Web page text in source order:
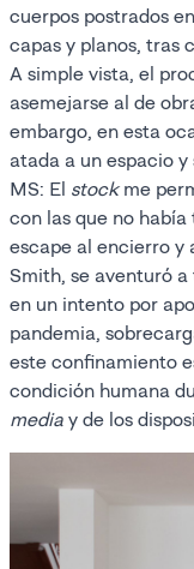
cuerpos postrados
capas y planos, tras
A simple vista, el
asemejarse al de
embargo, en esta
atada a un espacio
MS: El stockme
con las que no
escape al encierro y
Smith, se aventuró
en un intento por
pandemia,
este confinamiento
condición humana
media y de los